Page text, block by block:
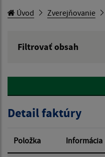
Úvod Zverejňovanie
Filtrovať obsah
Hľadať v:
Detail faktúry
Položka Informácia